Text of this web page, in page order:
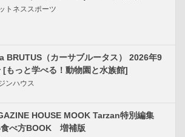
トネススポーツ
BRUTUS（カーサブルータス） 2026年9
[もっと学べる！動物園と水族館]
ンハウス
HOUSE MOOK Tarzan特別編集
食べ方BOOK 増補版